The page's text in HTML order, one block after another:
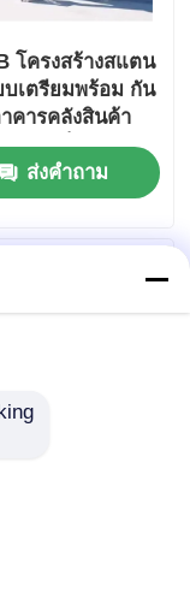
โครงสร้างสแตน
บเตรียมพร้อม กัน
คารคลังสินค้า
รอบเหล็กกระดาษ
กิโลเมตรต่อ
ความจุลลม
ส่งคำถาม